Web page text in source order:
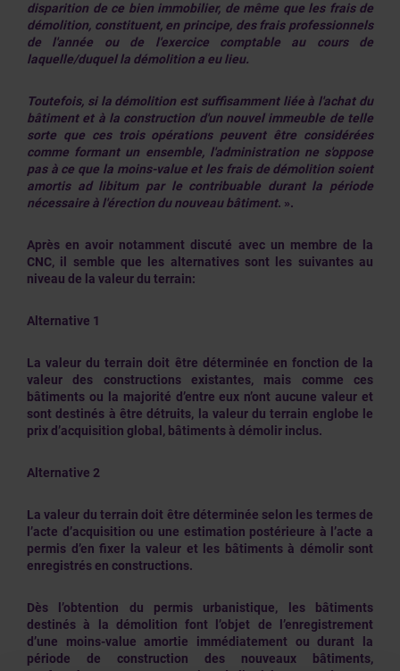
disparition de ce bien immobilier, de même que les frais de
démolition, constituent, en principe, des frais professionnels
de l'année ou de l'exercice comptable au cours de
laquelle/duquel la démolition a eu lieu.
Toutefois, si la démolition est suffisamment liée à l'achat du
bâtiment et à la construction d'un nouvel immeuble de telle
sorte que ces trois opérations peuvent être considérées
comme formant un ensemble, l'administration ne s'oppose
pas à ce que la moins-value et les frais de démolition soient
amortis ad libitum par le contribuable durant la période
nécessaire à l'érection du nouveau bâtiment. ».
Après en avoir notamment discuté avec un membre de la
CNC, il semble que les alternatives sont les suivantes au
niveau de la valeur du terrain:
Alternative 1
La valeur du terrain doit être déterminée en fonction de la
valeur des constructions existantes, mais comme ces
bâtiments ou la majorité d’entre eux n’ont aucune valeur et
sont destinés à être détruits, la valeur du terrain englobe le
prix d’acquisition global, bâtiments à démolir inclus.
Alternative 2
La valeur du terrain doit être déterminée selon les termes de
l’acte d’acquisition ou une estimation postérieure à l’acte a
permis d’en fixer la valeur et les bâtiments à démolir sont
enregistrés en constructions.
Dès l’obtention du permis urbanistique, les bâtiments
destinés à la démolition font l’objet de l’enregistrement
d’une moins-value amortie immédiatement ou durant la
période de construction des nouveaux bâtiments,